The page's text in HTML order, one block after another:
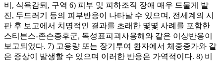
비, 식욕감퇴, 구역 6) 피부 및 피하조직 장애 매우 드물게 발
진, 두드러기 등의 피부반응이 나타날 수 있으며, 전세계의 시
판 후 보고에서 치명적인 결과를 초래한 몇몇 사례를 포함한
스티븐스-존슨증후군, 독성표피괴사용해와 같은 이상반응이
보고되었다. 7) 고용량 또는 장기투여 환자에서 체중증가와 같
은 증상이 발생할 수 있으며 이러한 반응은 가역적이다. 8) 비